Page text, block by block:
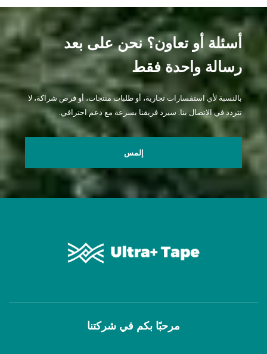
أسئلة أو تعاون؟ نحن على بعد
رسالة واحدة فقط
بالنسبة لأي استفسارات تجارية، أو طلبات منتجات، أو فرص شراكة، لا
تتردد في الاتصال بنا. سيرد فريقنا بسرعة مع دعم احترافي.
إلمس
مرحبًا بكم في شركتنا